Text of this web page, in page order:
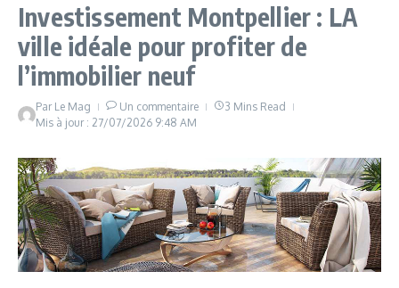
Investissement Montpellier : LA
ville idéale pour profiter de
l’immobilier neuf
Par Le Mag Un commentaire
3 Mins Read
Mis à jour : 27/07/2026 9:48 AM